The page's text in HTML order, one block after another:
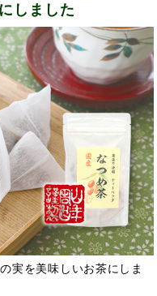
しました
実を美味しいお茶にしま